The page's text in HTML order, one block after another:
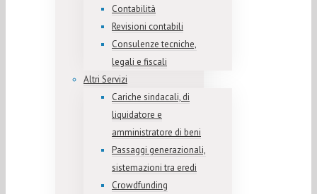
Contabilità
Revisioni contabili
Consulenze tecniche,
legali e fiscali
Altri Servizi
Cariche sindacali, di
liquidatore e
amministratore di beni
Passaggi generazionali,
sistemazioni tra eredi
Crowdfunding